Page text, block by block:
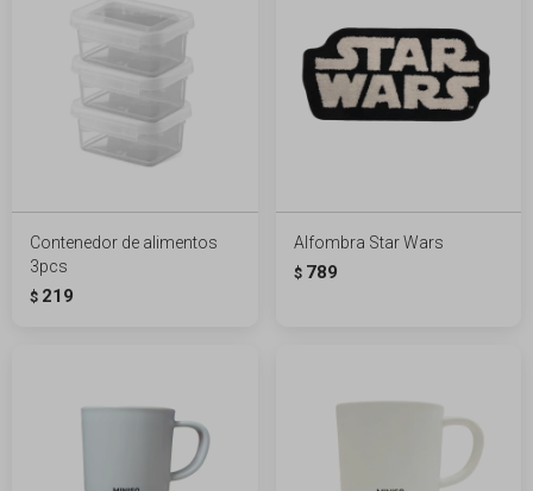
Contenedor de alimentos
3pcs
$ 219
Alfombra Star Wars
$ 789